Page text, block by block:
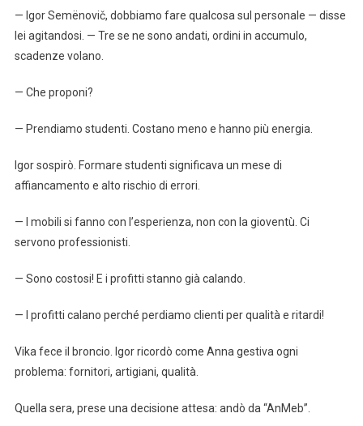
— Igor Semënovič, dobbiamo fare qualcosa sul personale — disse
lei agitandosi. — Tre se ne sono andati, ordini in accumulo,
scadenze volano.
— Che proponi?
— Prendiamo studenti. Costano meno e hanno più energia.
Igor sospirò. Formare studenti significava un mese di
affiancamento e alto rischio di errori.
— I mobili si fanno con l’esperienza, non con la gioventù. Ci
servono professionisti.
— Sono costosi! E i profitti stanno già calando.
— I profitti calano perché perdiamo clienti per qualità e ritardi!
Vika fece il broncio. Igor ricordò come Anna gestiva ogni
problema: fornitori, artigiani, qualità.
Quella sera, prese una decisione attesa: andò da “AnMeb”.